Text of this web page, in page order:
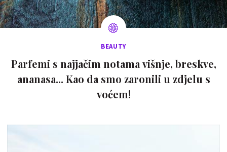
BEAUTY
Parfemi s najjačim notama višnje, breskve,
ananasa... Kao da smo zaronili u zdjelu s
voćem!